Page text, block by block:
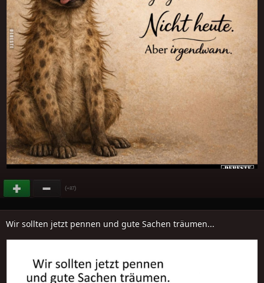
(+87)
Wir sollten jetzt pennen und gute Sachen träumen...